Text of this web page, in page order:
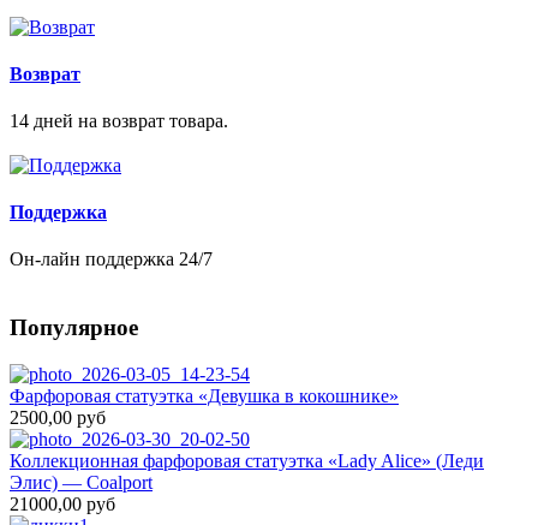
Возврат
14 дней на возврат товара.
Поддержка
Он-лайн поддержка 24/7
Популярное
Фарфоровая статуэтка «Девушка в кокошнике»
2500,00 руб
Коллекционная фарфоровая статуэтка «Lady Alice» (Леди
Элис) — Coalport
21000,00 руб